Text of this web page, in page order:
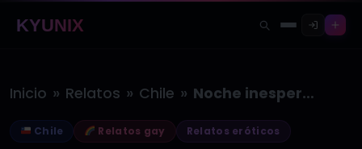
KYUNIX
Inicio » Relatos » Chile » Noche inesperada y morbosa con el…
Chile Relatos gay Relatos eróticos